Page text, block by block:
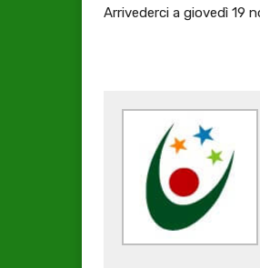
Arrivederci a giovedì 19